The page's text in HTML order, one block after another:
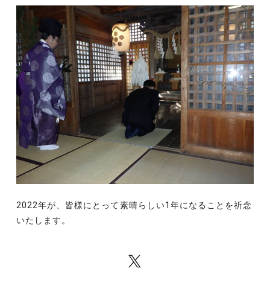
2022年が、皆様にとって素晴らしい1年になることを祈念
いたします。